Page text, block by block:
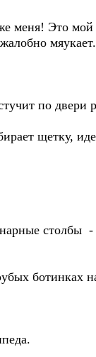
меня! Это
по двери
щетку,
столбы
ботинках